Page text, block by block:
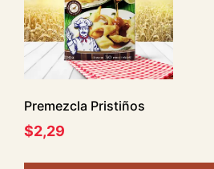
Premezcla Pristiños
$2,29